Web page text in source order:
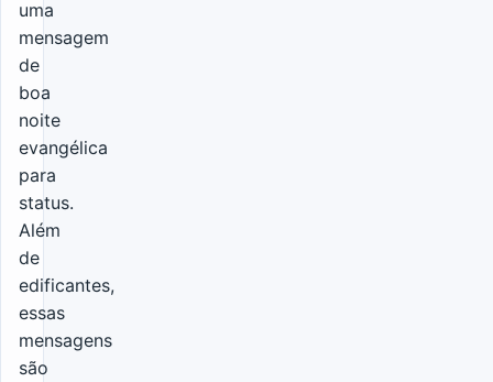
uma
mensagem
de
boa
noite
evangélica
para
status.
Além
de
edificantes,
essas
mensagens
são